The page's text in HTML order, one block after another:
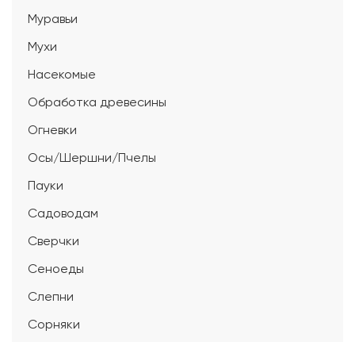
Муравьи
Мухи
Насекомые
Обработка древесины
Огневки
Осы/Шершни/Пчелы
Пауки
Садоводам
Сверчки
Сеноеды
Слепни
Сорняки